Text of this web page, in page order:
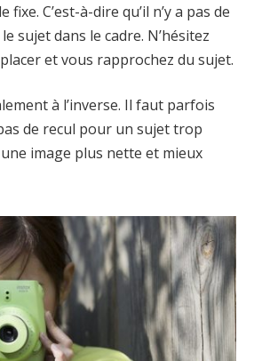
fixe. C’est-à-dire qu’il n’y a pas de
sujet dans le cadre. N’hésitez
et vous rapprochez du sujet.
à l’inverse. Il faut parfois
de recul pour un sujet trop
image plus nette et mieux